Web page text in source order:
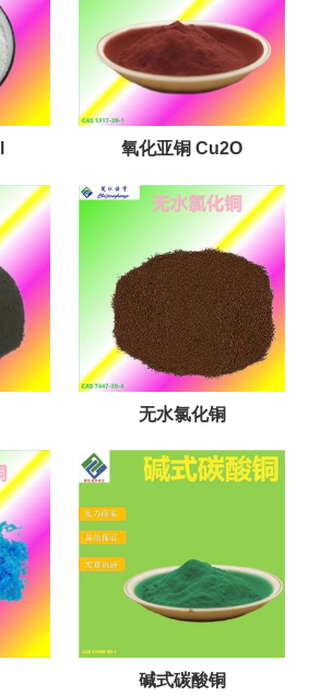
氧化亚铜 Cu2O
无水氯化铜
碱式碳酸铜